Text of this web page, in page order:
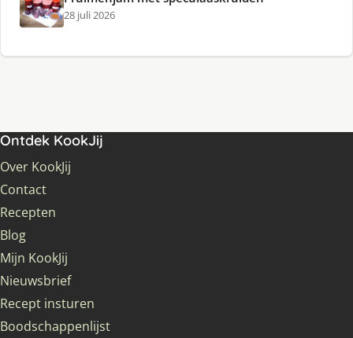
28 juli 2026
Ontdek KookJij
Over KookJij
Contact
Recepten
Blog
Mijn KookJij
Nieuwsbrief
Recept insturen
Boodschappenlijst